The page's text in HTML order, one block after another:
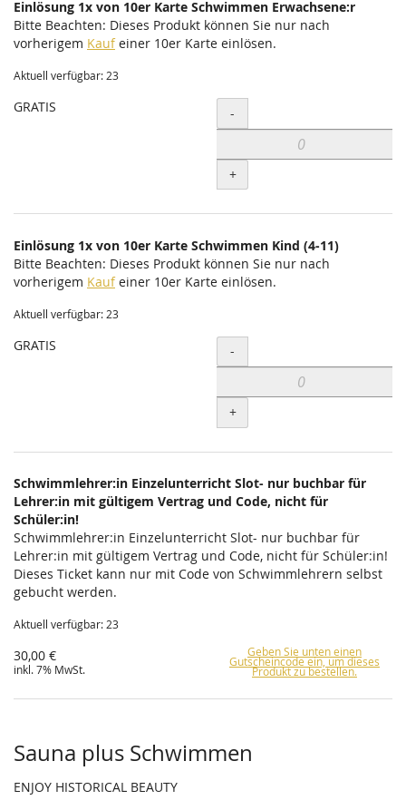
Einlösung 1x von 10er Karte Schwimmen Erwachsene:r
Bitte Beachten: Dieses Produkt können Sie nur nach
vorherigem Kaufeiner 10er Karte einlösen.
Aktuell verfügbar: 23
GRATIS Menge
-
+
Einlösung 1x von 10er Karte Schwimmen Kind (4-11)
Bitte Beachten: Dieses Produkt können Sie nur nach
vorherigem Kaufeiner 10er Karte einlösen.
Aktuell verfügbar: 23
GRATIS Menge
-
+
Schwimmlehrer:in Einzelunterricht Slot- nur buchbar für
Lehrer:in mit gültigem Vertrag und Code, nicht für
Schüler:in!
Schwimmlehrer:in Einzelunterricht Slot- nur buchbar für
Lehrer:in mit gültigem Vertrag und Code, nicht für Schüler:in!
Dieses Ticket kann nur mit Code von Schwimmlehrern selbst
gebucht werden.
Aktuell verfügbar: 23
30,00 €
inkl. 7% MwSt.
Geben Sie unten einen
Gutscheincode ein, um dieses
Produkt zu bestellen.
Sauna plus Schwimmen
ENJOY HISTORICAL BEAUTY